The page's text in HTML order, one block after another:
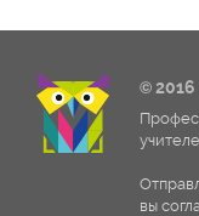
© 2016
вы